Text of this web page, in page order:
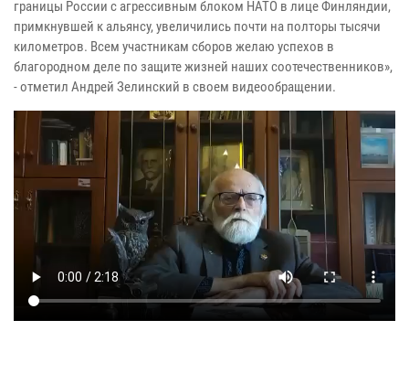
границы России с агрессивным блоком НАТО в лице Финляндии,
примкнувшей к альянсу, увеличились почти на полторы тысячи
километров. Всем участникам сборов желаю успехов в
благородном деле по защите жизней наших соотечественников»,
- отметил Андрей Зелинский в своем видеообращении.